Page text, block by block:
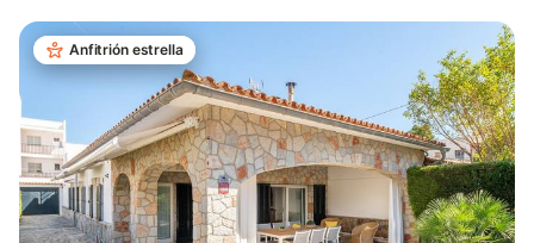
Anfitrión estrella